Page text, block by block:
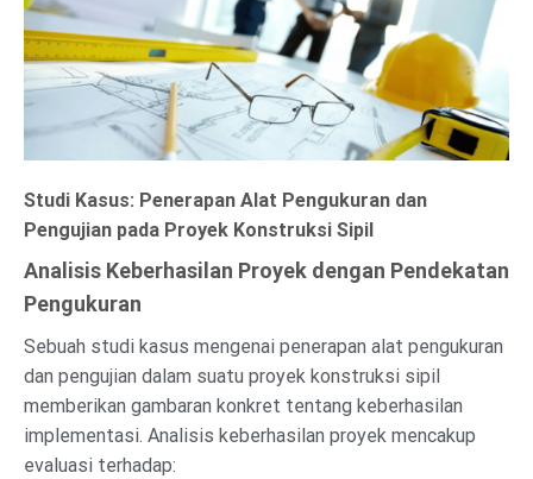
Studi Kasus: Penerapan Alat Pengukuran dan
Pengujian pada Proyek Konstruksi Sipil
Analisis Keberhasilan Proyek dengan Pendekatan
Pengukuran
Sebuah studi kasus mengenai penerapan alat pengukuran
dan pengujian dalam suatu proyek konstruksi sipil
memberikan gambaran konkret tentang keberhasilan
implementasi. Analisis keberhasilan proyek mencakup
evaluasi terhadap: